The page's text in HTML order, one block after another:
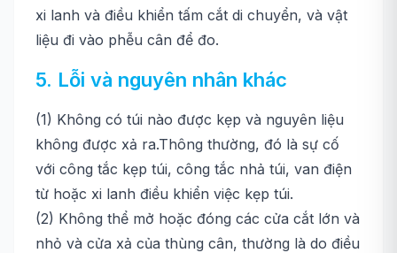
xi lanh và điều khiển tấm cắt di chuyển, và vật
liệu đi vào phễu cân để đo.
5. Lỗi và nguyên nhân khác
(1) Không có túi nào được kẹp và nguyên liệu
không được xả ra.Thông thường, đó là sự cố
với công tắc kẹp túi, công tắc nhả túi, van điện
từ hoặc xi lanh điều khiển việc kẹp túi.
(2) Không thể mở hoặc đóng các cửa cắt lớn và
nhỏ và cửa xả của thùng cân, thường là do điều